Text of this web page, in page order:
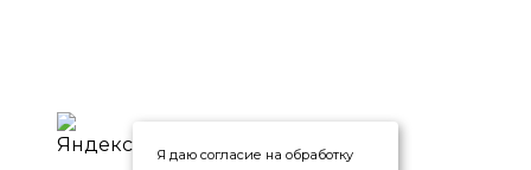
Я даю согласие на обработку